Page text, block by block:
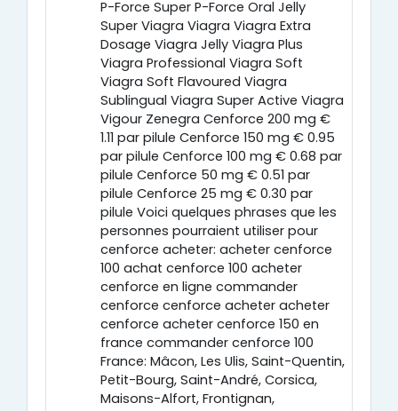
P-Force Super P-Force Oral Jelly
Super Viagra Viagra Viagra Extra
Dosage Viagra Jelly Viagra Plus
Viagra Professional Viagra Soft
Viagra Soft Flavoured Viagra
Sublingual Viagra Super Active Viagra
Vigour Zenegra Cenforce 200 mg €
1.11 par pilule Cenforce 150 mg € 0.95
par pilule Cenforce 100 mg € 0.68 par
pilule Cenforce 50 mg € 0.51 par
pilule Cenforce 25 mg € 0.30 par
pilule Voici quelques phrases que les
personnes pourraient utiliser pour
cenforce acheter: acheter cenforce
100 achat cenforce 100 acheter
cenforce en ligne commander
cenforce cenforce acheter acheter
cenforce acheter cenforce 150 en
france commander cenforce 100
France: Mâcon, Les Ulis, Saint-Quentin,
Petit-Bourg, Saint-André, Corsica,
Maisons-Alfort, Frontignan,